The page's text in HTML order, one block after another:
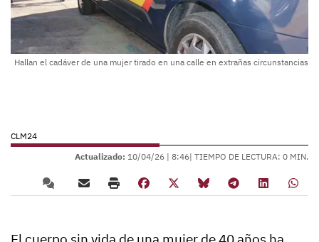
Hallan el cadáver de una mujer tirado en una calle en extrañas circunstancias
CLM24
Actualizado: 10/04/26 | 8:46| TIEMPO DE LECTURA: 0 MIN.